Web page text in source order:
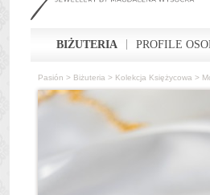
BIŻUTERIA PROFILE
Pasión > Biżuteria > Kolekcja Księżycowa >